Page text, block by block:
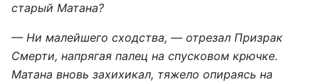
старый Матана?
— Ни малейшего сходства, — отрезал Призрак
Смерти, напрягая палец на спусковом крючке.
Матана вновь захихикал, тяжело опираясь на